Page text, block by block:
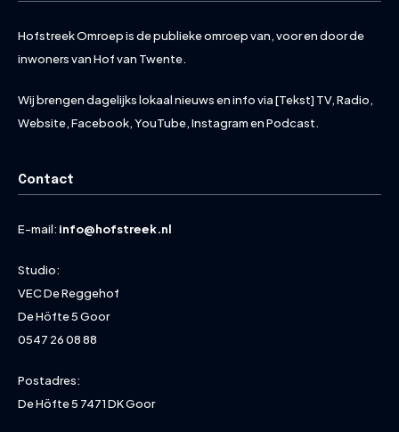
Hofstreek Omroep is de publieke omroep van, voor en door de
inwoners van Hof van Twente.
Wij brengen dagelijks lokaal nieuws en info via [Tekst] TV, Radio,
Website, Facebook, YouTube, Instagram en Podcast.
Contact
E-mail: info@hofstreek.nl
Studio:
VEC De Reggehof
De Höfte 5 Goor
0547 26 08 88
Postadres:
De Höfte 5 7471 DK Goor